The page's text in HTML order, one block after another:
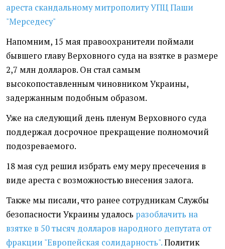
ареста скандальному митрополиту УПЦ Паши
"Мерседесу"
Напомним, 15 мая правоохранители поймали
бывшего главу Верховного суда на взятке в размере
2,7 млн долларов. Он стал самым
высокопоставленным чиновником Украины,
задержанным подобным образом.
Уже на следующий день пленум Верховного суда
поддержал досрочное прекращение полномочий
подозреваемого.
18 мая суд решил избрать ему меру пресечения в
виде ареста с возможностью внесения залога.
Также мы писали, что ранее сотрудникам Службы
безопасности Украины удалось разоблачить на
взятке в 50 тысяч долларов народного депутата от
фракции "Европейская солидарность".Политик